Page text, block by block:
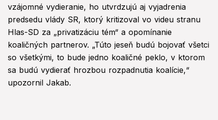
vzájomné vydieranie, ho utvrdzujú aj vyjadrenia
predsedu vlády SR, ktorý kritizoval vo videu stranu
Hlas-SD za „privatizáciu tém“ a opomínanie
koaličných partnerov. „Túto jeseň budú bojovať všetci
so všetkými, to bude jedno koaličné peklo, v ktorom
sa budú vydierať hrozbou rozpadnutia koalície,“
upozornil Jakab.